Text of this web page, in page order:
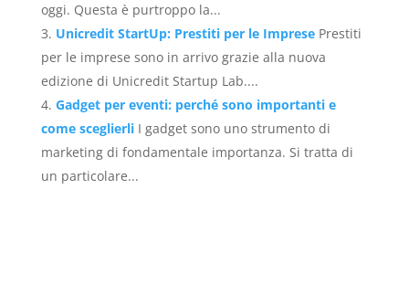
oggi. Questa è purtroppo la...
Unicredit StartUp: Prestiti per le Imprese Prestiti
per le imprese sono in arrivo grazie alla nuova
edizione di Unicredit Startup Lab....
Gadget per eventi: perché sono importanti e
come sceglierli I gadget sono uno strumento di
marketing di fondamentale importanza. Si tratta di
un particolare...